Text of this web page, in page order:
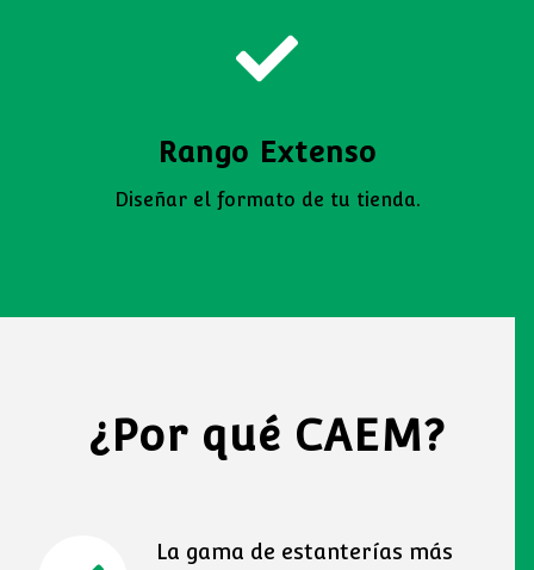
Rango Extenso
Diseñar el formato de tu tienda.
¿Por qué CAEM?
La gama de estanterías más